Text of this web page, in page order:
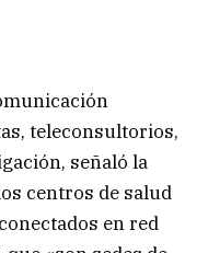
teleconsultorios,
señaló la
centros de salud
en red